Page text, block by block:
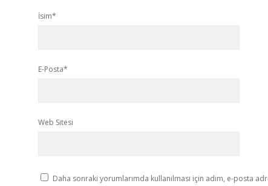
İsim*
E-Posta*
Web Sitesi
Daha sonraki yorumlarımda kullanılması için adım, e-posta